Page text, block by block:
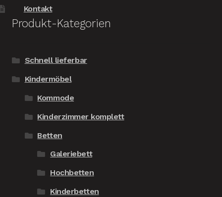
Kontakt
Produkt-Kategorien
Schnell lieferbar
Kindermöbel
Kommode
Kinderzimmer komplett
Betten
Galeriebett
Hochbetten
Kinderbetten